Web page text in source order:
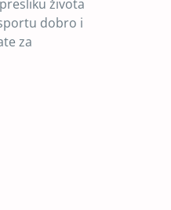
života
dobro i
za